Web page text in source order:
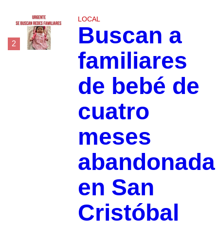
2
LOCAL
Buscan a
familiares
de bebé de
cuatro
meses
abandonada
en San
Cristóbal